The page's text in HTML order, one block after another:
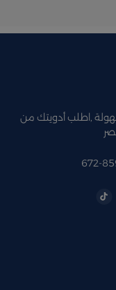
,اطلب أدويتك من